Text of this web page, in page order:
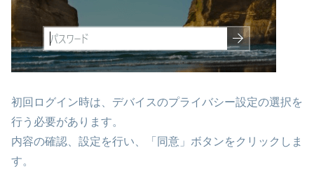
初回ログイン時は、デバイスのプライバシー設定の選択を
行う必要があります。
内容の確認、設定を行い、「同意」ボタンをクリックしま
す。